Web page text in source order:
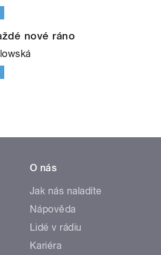
nové ráno
O nás
Jak nás naladíte
Nápověda
Lidé v rádiu
Kariéra